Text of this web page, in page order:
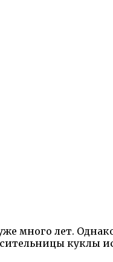
много лет.
куклы